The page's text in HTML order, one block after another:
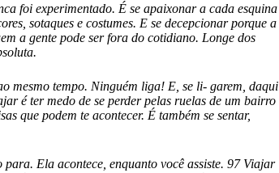
foi experimentado. É se apaixonar a cada esquina
sotaques e costumes. E se decepcionar porque a
a gente pode ser fora do cotidiano. Longe dos
mesmo tempo. Ninguém liga! E, se li- garem, daqui
é ter medo de se perder pelas ruelas de um bairro
que podem te acontecer. É também se sentar,
Ela acontece, enquanto você assiste. 97 Viajar